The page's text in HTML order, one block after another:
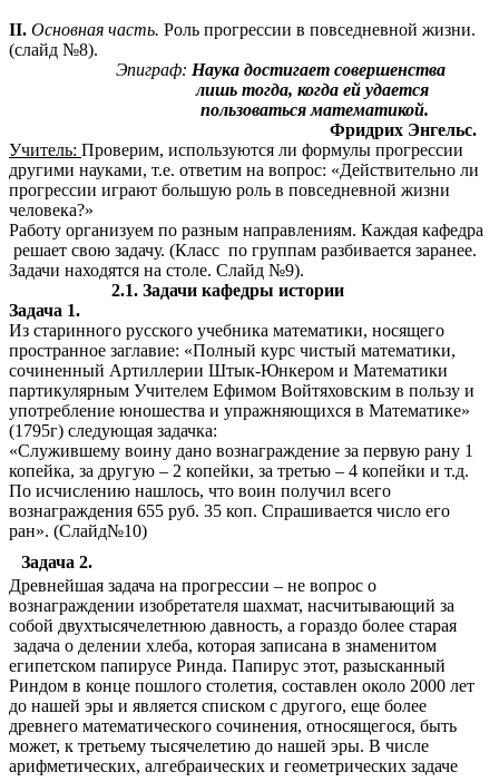
II. Основная часть. Роль прогрессии в повседневной жизни.
(слайд №8).
Эпиграф: Наука достигает совершенства
лишь тогда, когда ей удается
пользоваться математикой.
Фридрих Энгельс.
Учитель: Проверим, используются ли формулы прогрессии
другими науками, т.е. ответим на вопрос: «Действительно ли
прогрессии играют большую роль в повседневной жизни
человека?»
Работу организуем по разным направлениям. Каждая кафедра
решает свою задачу. (Класс по группам разбивается заранее.
Задачи находятся на столе. Слайд №9).
2.1. Задачи кафедры истории
Задача 1.
Из старинного русского учебника математики, носящего
пространное заглавие: «Полный курс чистый математики,
сочиненный Артиллерии Штык-Юнкером и Математики
партикулярным Учителем Ефимом Войтяховским в пользу и
употребление юношества и упражняющихся в Математике»
(1795г) следующая задачка:
«Служившему воину дано вознаграждение за первую рану 1
копейка, за другую – 2 копейки, за третью – 4 копейки и т.д.
По исчислению нашлось, что воин получил всего
вознаграждения 655 руб. 35 коп. Спрашивается число его
ран». (Слайд№10)
Задача 2.
Древнейшая задача на прогрессии – не вопрос о
вознаграждении изобретателя шахмат, насчитывающий за
собой двухтысячелетнюю давность, а гораздо более старая
задача о делении хлеба, которая записана в знаменитом
египетском папирусе Ринда. Папирус этот, разысканный
Риндом в конце пошлого столетия, составлен около 2000 лет
до нашей эры и является списком с другого, еще более
древнего математического сочинения, относящегося, быть
может, к третьему тысячелетию до нашей эры. В числе
арифметических, алгебраических и геометрических задаче